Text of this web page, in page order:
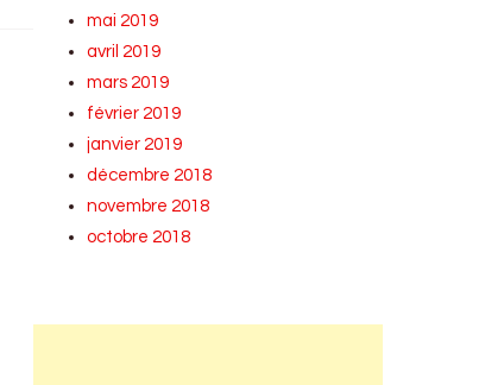
mai 2019
avril 2019
mars 2019
février 2019
janvier 2019
décembre 2018
novembre 2018
octobre 2018